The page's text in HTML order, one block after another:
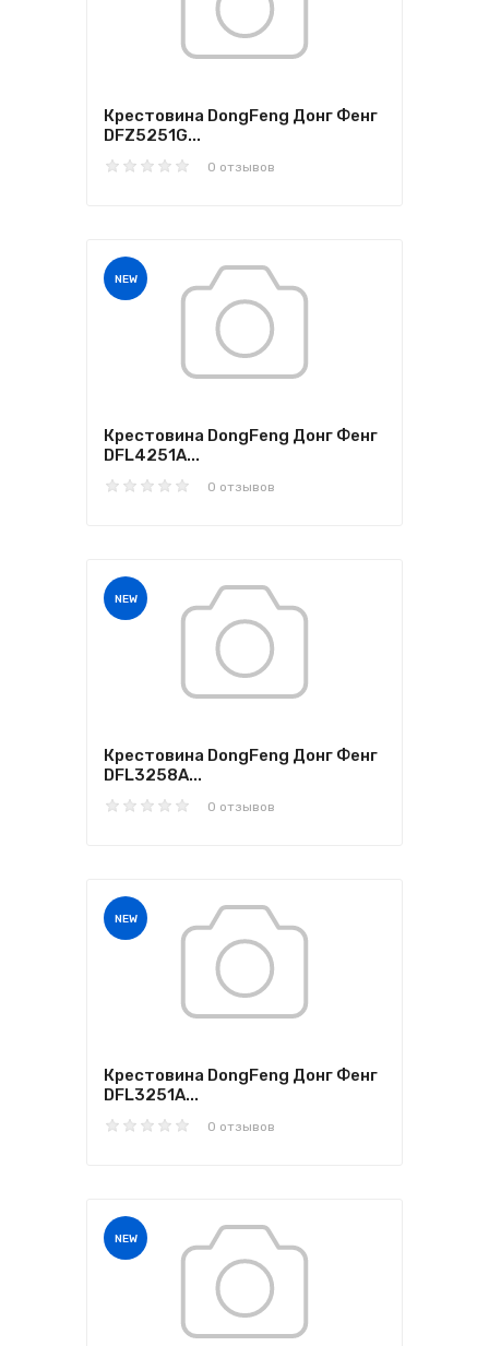
Крестовина DongFeng Донг Фенг
DFZ5251G...
0 отзывов
NEW
Крестовина DongFeng Донг Фенг
DFL4251A...
0 отзывов
NEW
Крестовина DongFeng Донг Фенг
DFL3258A...
0 отзывов
NEW
Крестовина DongFeng Донг Фенг
DFL3251A...
0 отзывов
NEW